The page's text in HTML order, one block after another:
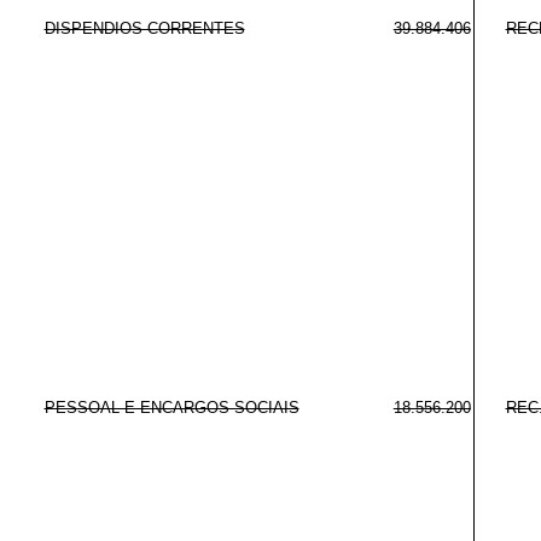
DISPENDIOS CORRENTES 39.884.406
PESSOAL E ENCARGOS SOCIAIS 18.556.200